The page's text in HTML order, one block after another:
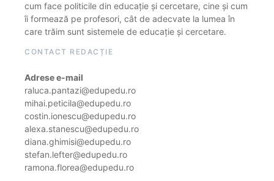
cum face politicile din educație și cercetare, cine și cum
îi formează pe profesori, cât de adecvate la lumea în
care trăim sunt sistemele de educație și cercetare.
CONTACT REDACȚIE
Adrese e-mail
raluca.pantazi@edupedu.ro
mihai.peticila@edupedu.ro
costin.ionescu@edupedu.ro
alexa.stanescu@edupedu.ro
diana.ghimisi@edupedu.ro
stefan.lefter@edupedu.ro
ramona.florea@edupedu.ro